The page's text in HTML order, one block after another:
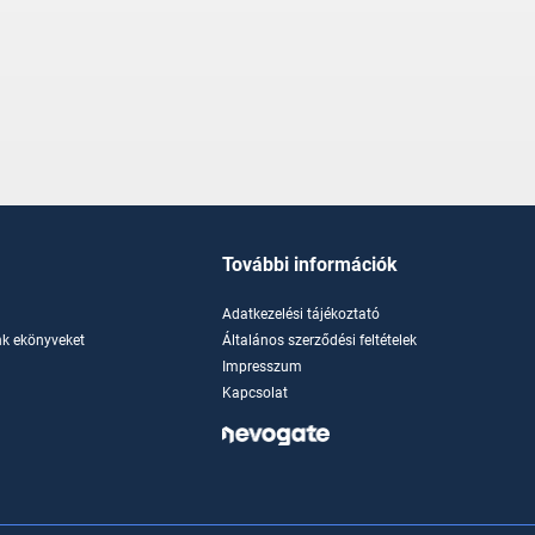
ekönyveket
További információk
Adatkezelési tájékoztató
Általános szerződési feltételek
Impresszum
Kapcsolat